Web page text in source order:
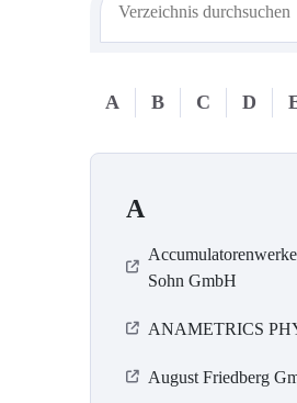
A B C D
A
Sohn GmbH
ANAMETRICS
August Friedberg